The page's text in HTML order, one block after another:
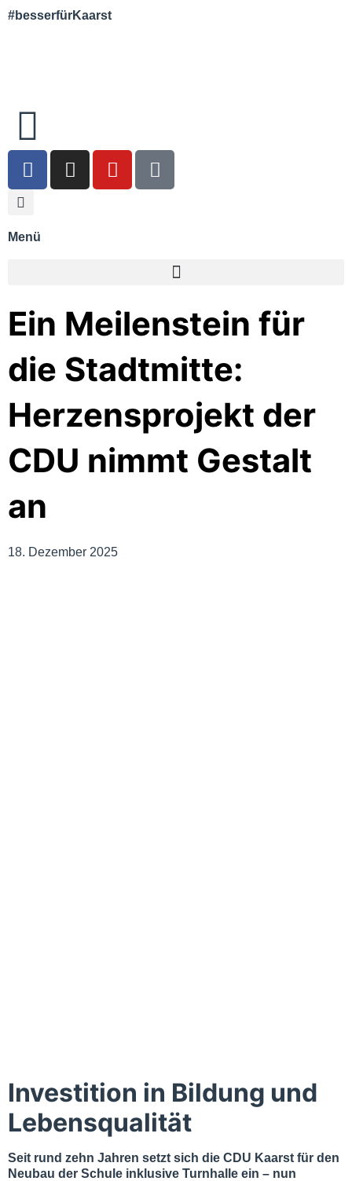
#besserfürKaarst
Menü
Ein Meilenstein für
die Stadtmitte:
Herzensprojekt der
CDU nimmt Gestalt
an
18. Dezember 2025
Investition in Bildung und
Lebensqualität
Seit rund zehn Jahren setzt sich die CDU Kaarst für den
Neubau der Schule inklusive Turnhalle ein – nun